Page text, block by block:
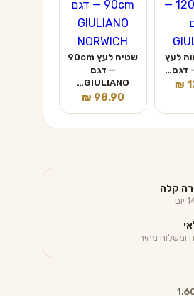
לעץ
₪
שטיח לעץ 90cm
— דגם
GIULIANO…
₪ 98.90
קלה
ומשלוח מהיר